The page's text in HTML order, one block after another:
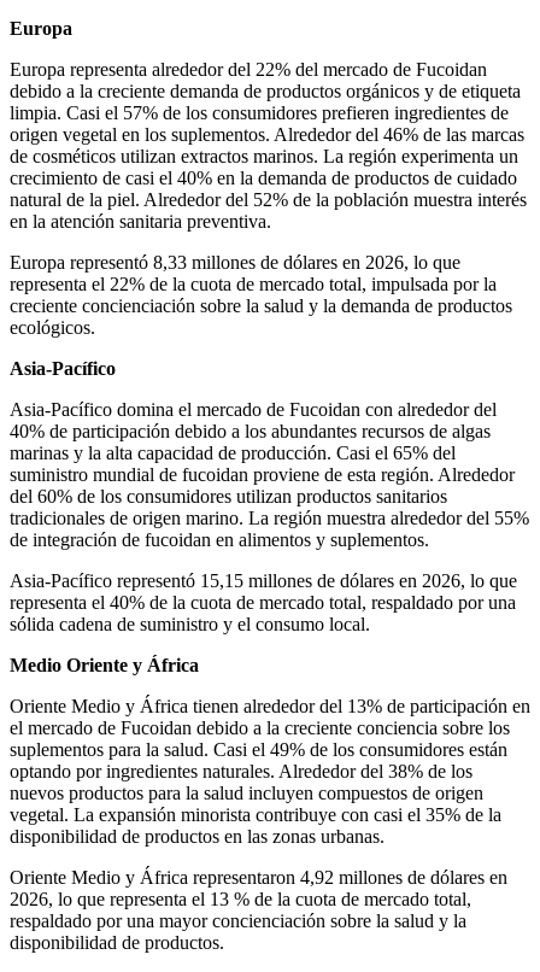
Europa
Europa representa alrededor del 22% del mercado de Fucoidan
debido a la creciente demanda de productos orgánicos y de etiqueta
limpia. Casi el 57% de los consumidores prefieren ingredientes de
origen vegetal en los suplementos. Alrededor del 46% de las marcas
de cosméticos utilizan extractos marinos. La región experimenta un
crecimiento de casi el 40% en la demanda de productos de cuidado
natural de la piel. Alrededor del 52% de la población muestra interés
en la atención sanitaria preventiva.
Europa representó 8,33 millones de dólares en 2026, lo que
representa el 22% de la cuota de mercado total, impulsada por la
creciente concienciación sobre la salud y la demanda de productos
ecológicos.
Asia-Pacífico
Asia-Pacífico domina el mercado de Fucoidan con alrededor del
40% de participación debido a los abundantes recursos de algas
marinas y la alta capacidad de producción. Casi el 65% del
suministro mundial de fucoidan proviene de esta región. Alrededor
del 60% de los consumidores utilizan productos sanitarios
tradicionales de origen marino. La región muestra alrededor del 55%
de integración de fucoidan en alimentos y suplementos.
Asia-Pacífico representó 15,15 millones de dólares en 2026, lo que
representa el 40% de la cuota de mercado total, respaldado por una
sólida cadena de suministro y el consumo local.
Medio Oriente y África
Oriente Medio y África tienen alrededor del 13% de participación en
el mercado de Fucoidan debido a la creciente conciencia sobre los
suplementos para la salud. Casi el 49% de los consumidores están
optando por ingredientes naturales. Alrededor del 38% de los
nuevos productos para la salud incluyen compuestos de origen
vegetal. La expansión minorista contribuye con casi el 35% de la
disponibilidad de productos en las zonas urbanas.
Oriente Medio y África representaron 4,92 millones de dólares en
2026, lo que representa el 13 % de la cuota de mercado total,
respaldado por una mayor concienciación sobre la salud y la
disponibilidad de productos.